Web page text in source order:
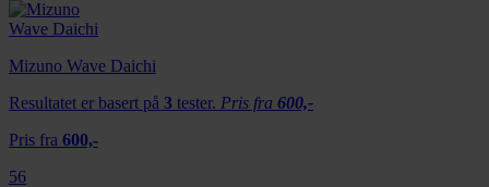
Mizuno Wave Daichi
Resultatet er basert på 3 tester. Pris fra 600,-
Pris fra 600,-
56